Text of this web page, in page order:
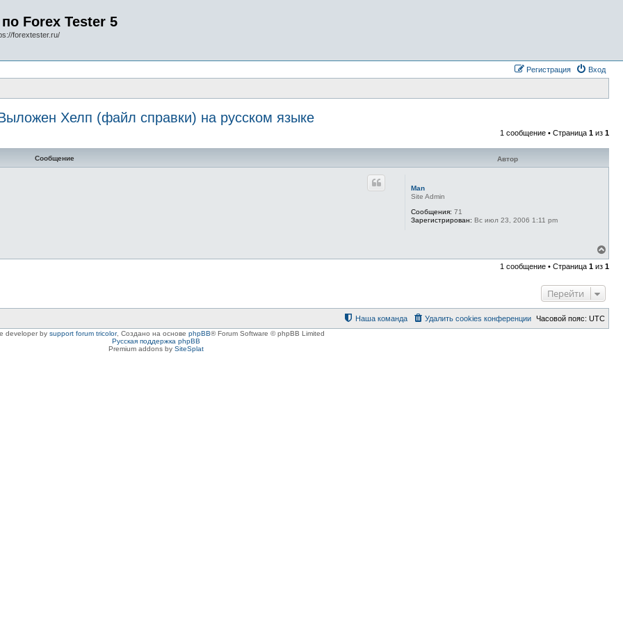
Forex Tester 5
forextester.ru/
Вход
Регистрация
Хелп (файл справки) на русском языке
1 сообщение • Страница 1 из 1
Сообщение Автор
Man
Site Admin
Сообщения: 71
Зарегистрирован: Вс июл 23, 2006 1:11 pm
е
р
ь
я
1 сообщение • Страница 1 из 1
Перейти
Часовой пояс: UTC
Удалить cookies конференции
Наша команда
developer by support forum tricolor, Создано на основе phpBB® Forum Software © phpBB Limited
Русская поддержка phpBB
Premium addons by SiteSplat